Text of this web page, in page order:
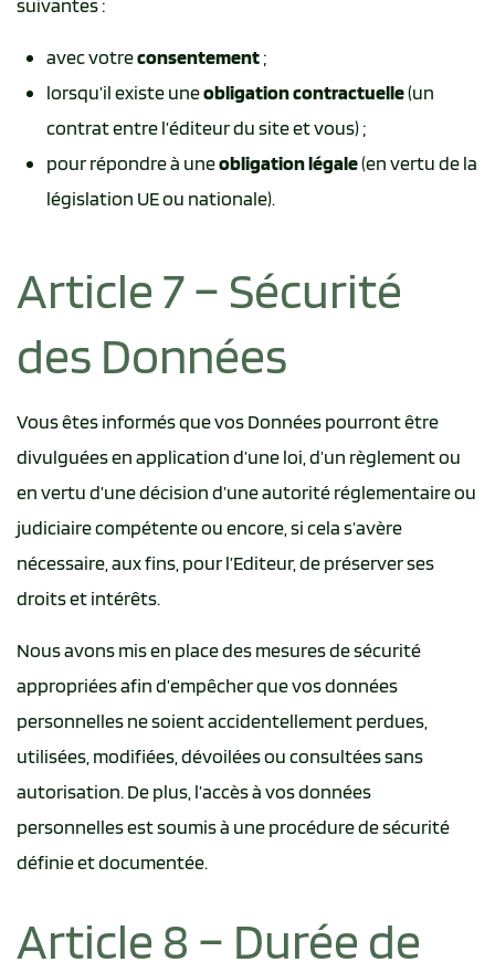
suivantes :
avec votreconsentement;
lorsqu’il existe uneobligation contractuelle(un
contrat entre l’éditeur du site et vous) ;
pour répondre à uneobligation légale(en vertu de la
législation UE ou nationale).
Article 7 – Sécurité
des Données
Vous êtes informés que vos Données pourront être
divulguées en application d’une loi, d’un règlement ou
en vertu d’une décision d’une autorité réglementaire ou
judiciaire compétente ou encore, si cela s’avère
nécessaire, aux fins, pour l’Editeur, de préserver ses
droits et intérêts.
Nous avons mis en place des mesures de sécurité
appropriées afin d’empêcher que vos données
personnelles ne soient accidentellement perdues,
utilisées, modifiées, dévoilées ou consultées sans
autorisation. De plus, l’accès à vos données
personnelles est soumis à une procédure de sécurité
définie et documentée.
Article 8 – Durée de